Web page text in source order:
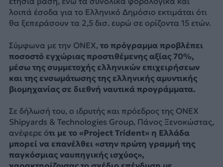
λοιπά έσοδα για το Ελληνικό Δημόσιο εκτιμάται ότι
θα ξεπεράσουν τα 2,5 δισ. ευρώ σε ορίζοντα 15 ετών.
Σύμφωνα με την ONEX, το πρόγραμμα προβλέπει
ποσοστό εγχώριας προστιθέμενης αξίας 70%,
μέσω της συμμετοχής ελληνικών επιχειρήσεων
και της ενσωμάτωσης της ελληνικής αμυντικής
βιομηχανίας σε διεθνή ναυτικά προγράμματα.
Σε δήλωσή του, ο ιδρυτής και πρόεδρος της ONEX
Shipyards & Technologies Group, Πάνος Ξενοκώστας,
ανέφερε ότι με το «Project Trident» η Ελλάδα
μπορεί να επανέλθει «στην πρώτη γραμμή της
παγκόσμιας ναυπηγικής ισχύος»,